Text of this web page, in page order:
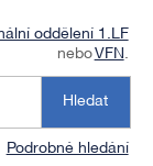
oddělení 1.LF
neboVFN .
Hledat
Podrobné hledání